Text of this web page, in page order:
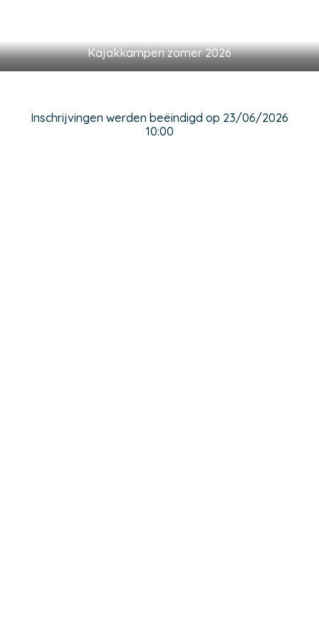
Kajakkampen zomer 2026
Inschrijvingen werden beëindigd op 23/06/2026
10:00